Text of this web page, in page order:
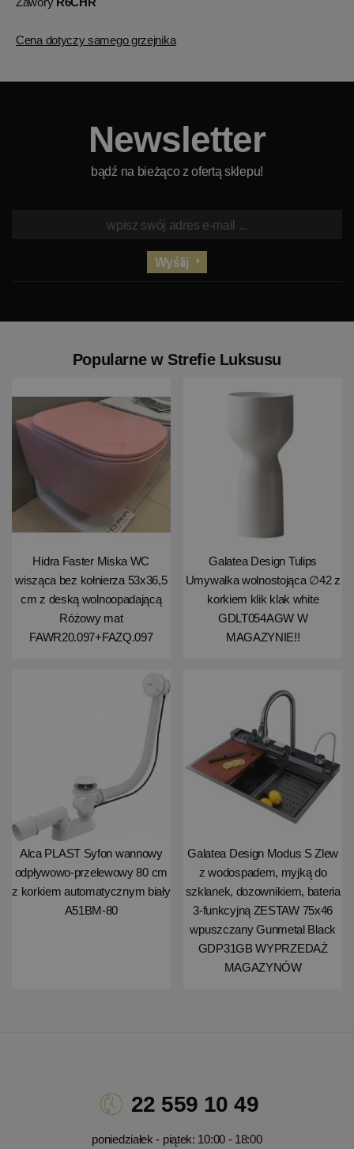
Cena dotyczy samego grzejnika
Newsletter
bądź na bieżąco z ofertą sklepu!
Wyślij
Popularne w Strefie Luksusu
Hidra Faster Miska WC
wisząca bez kołnierza 53x36,5
cm z deską wolnoopadającą
Różowy mat
FAWR20.097+FAZQ.097
Galatea Design Tulips
Umywalka wolnostojąca ∅42 z
korkiem klik klak white
GDLT054AGW W
MAGAZYNIE!!
Alca PLAST Syfon wannowy
odpływowo-przelewowy 80 cm
z korkiem automatycznym biały
A51BM-80
Galatea Design Modus S Zlew
z wodospadem, myjką do
szklanek, dozownikiem, bateria
3-funkcyjną ZESTAW 75x46
wpuszczany Gunmetal Black
GDP31GB WYPRZEDAŻ
MAGAZYNÓW
22 559 10 49
poniedziałek - piątek: 10:00 - 18:00